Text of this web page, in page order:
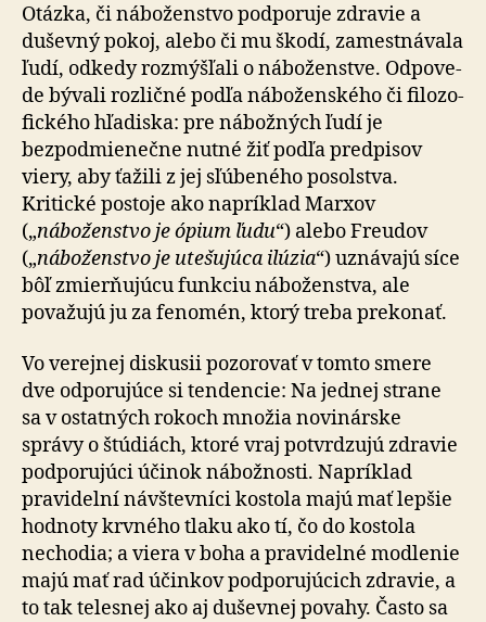
Otázka, či náboženstvo podporuje zdravie a
duševný po­koj, alebo či mu škodí, zamestnávala
ľudí, od­ke­dy roz­mýš­ľa­li o ná­bo­žen­stve. Od­po­ve­
de bý­va­li rozličné podľa ná­bo­žen­ské­ho či fi­lo­zo­
fic­ké­ho hľadiska: pre nábožných ľudí je
bezpodmienečne nutné žiť podľa predpisov
viery, aby ťa­ži­li z jej sľúbeného posolstva.
Kritické postoje ako na­prí­klad Marxov
(„náboženstvo je ópium ľudu“) alebo Freudov
(„náboženstvo je utešujúca ilúzia“) uznávajú síce
bôľ zmierňujúcu funkciu náboženstva, ale
považujú ju za fenomén, ktorý treba prekonať.
Vo verejnej diskusii pozorovať v tomto smere
dve od­po­ru­jú­ce si tendencie: Na jednej strane
sa v ostatných rokoch množia novinárske
správy o štúdiách, ktoré vraj potvr­dzu­jú zdravie
podporujúci účinok nábožnosti. Napríklad
pravidelní návštevníci kostola majú mať lepšie
hodnoty krvného tlaku ako tí, čo do kostola
nechodia; a viera v boha a pravidelné modlenie
majú mať rad účinkov pod­po­ru­jú­cich zdravie, a
to tak telesnej ako aj duševnej po­va­hy. Často sa